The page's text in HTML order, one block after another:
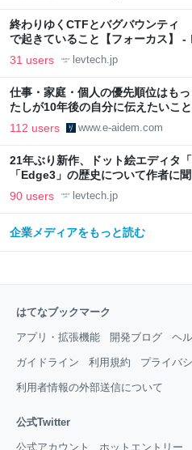
終わりゆくCTFとバグバウンティ
で起きていること【フォーカス】 -
31 users levtech.jp
仕事・家庭・個人の優先順位はも
たしが10年後の自分に伝えたいこ
112 users www.e-aidem.com
21年ぶり新作、ドット絵エディタ
「Edge3」の歴史について作者に
LAB
90 users levtech.jp
企業メディアをもっと読む
はてなブックマーク
アプリ・拡張機能 開発ブログ ヘ
ガイドライン 利用規約 プライバ
利用者情報の外部送信について
公式Twitter
公式アカウント ホットエントリー